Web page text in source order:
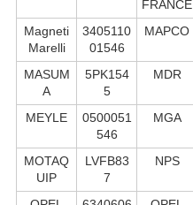
FRANCE
Magneti
Marelli
3405110
01546
MAPCO
MASUM
A
5PK154
5
MDR
MEYLE
0500051
546
MGA
MOTAQ
UIP
LVFB83
7
NPS